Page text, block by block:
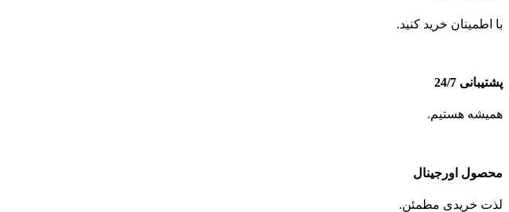
با اطمینان خرید کنید.
پشتیبانی 24/7
همیشه هستیم.
محصول اورجینال
لذت خریدی مطمئن.